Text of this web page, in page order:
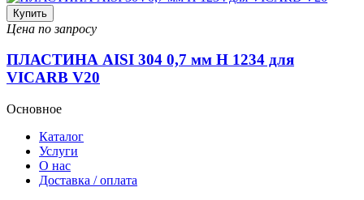
Купить
Цена по запросу
ПЛАСТИНА AISI 304 0,7 мм H 1234 для
VICARB V20
Основное
Каталог
Услуги
О нас
Доставка / оплата